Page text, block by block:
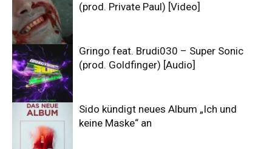
(prod. Private Paul) [Video]
Gringo feat. Brudi030 – Super Sonic
(prod. Goldfinger) [Audio]
Sido kündigt neues Album „Ich und
keine Maske“ an